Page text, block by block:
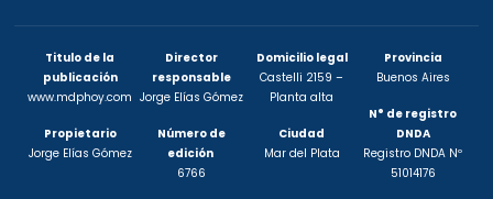
Titulo de la
publicación
www.mdphoy.com
Propietario
Jorge Elías Gómez
Director
responsable
Jorge Elías Gómez
Número de
edición
6766
Domicilio legal
Castelli 2159 –
Planta alta
Ciudad
Mar del Plata
Provincia
Buenos Aires
N° de registro
DNDA
Registro DNDA Nº
51014176